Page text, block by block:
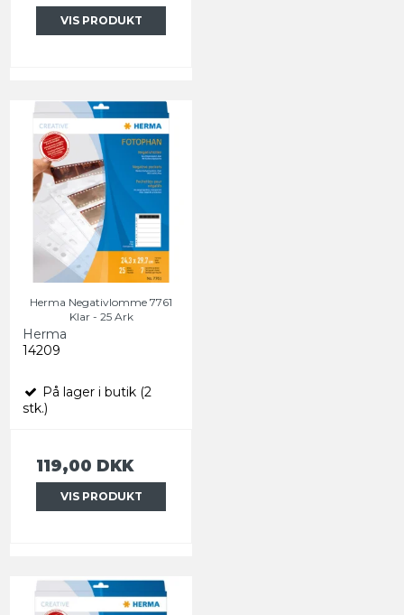
VIS PRODUKT
Herma Negativlomme 7761
Klar - 25 Ark
Herma
14209
På lager i butik (2
stk.)
119,00 DKK
VIS PRODUKT